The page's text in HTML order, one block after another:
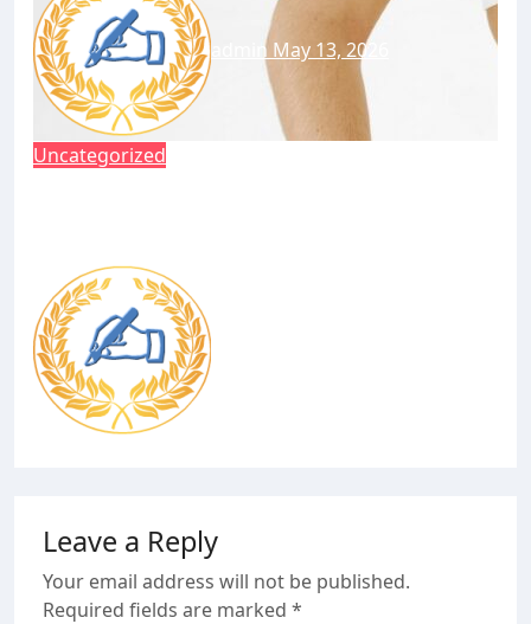
admin May 13, 2026
Uncategorized
Leave a Reply
Your email address will not be published.
Required fields are marked *